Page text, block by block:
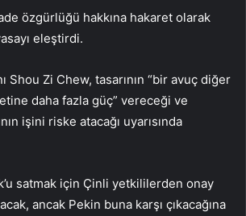
özgürlüğü hakkına hakaret olarak
eleştirdi.
Shou Zi Chew, tasarının “bir avuç diğer
daha fazla güç” vereceği ve
işini riske atacağı uyarısında
satmak için Çinli yetkililerden onay
ancak Pekin buna karşı çıkacağına